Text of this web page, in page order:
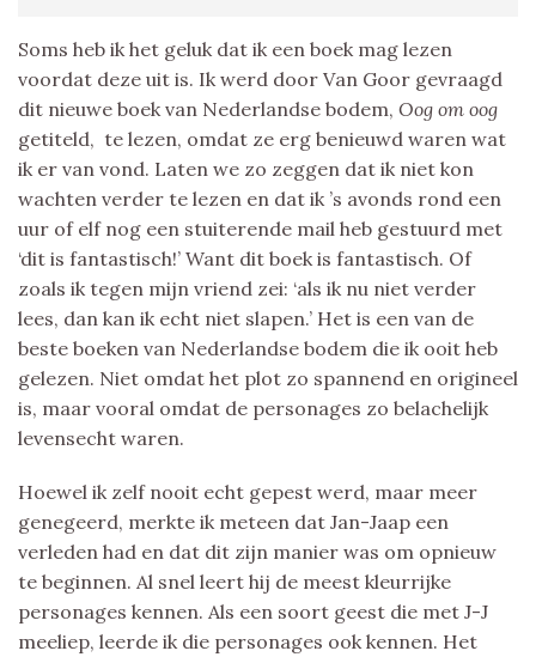
Soms heb ik het geluk dat ik een boek mag lezen
voordat deze uit is. Ik werd door Van Goor gevraagd
dit nieuwe boek van Nederlandse bodem, Oog om oog
getiteld, te lezen, omdat ze erg benieuwd waren wat
ik er van vond. Laten we zo zeggen dat ik niet kon
wachten verder te lezen en dat ik ’s avonds rond een
uur of elf nog een stuiterende mail heb gestuurd met
‘dit is fantastisch!’ Want dit boek is fantastisch. Of
zoals ik tegen mijn vriend zei: ‘als ik nu niet verder
lees, dan kan ik echt niet slapen.’ Het is een van de
beste boeken van Nederlandse bodem die ik ooit heb
gelezen. Niet omdat het plot zo spannend en origineel
is, maar vooral omdat de personages zo belachelijk
levensecht waren.
Hoewel ik zelf nooit echt gepest werd, maar meer
genegeerd, merkte ik meteen dat Jan-Jaap een
verleden had en dat dit zijn manier was om opnieuw
te beginnen. Al snel leert hij de meest kleurrijke
personages kennen. Als een soort geest die met J-J
meeliep, leerde ik die personages ook kennen. Het